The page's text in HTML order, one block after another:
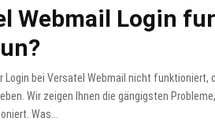
Webmail Login
Login bei Versatel Webmail nicht funktioniert,
Wir zeigen Ihnen die gängigsten
Was...